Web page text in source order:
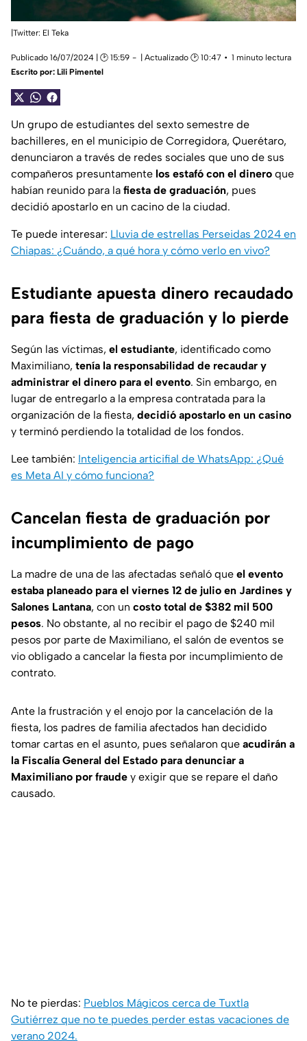
|Twitter: El Teka
Publicado 16/07/2024 | 🕑 15:59 | Actualizado 🕑 10:47
1 minuto lectura
Escrito por: Lili Pimentel
Un grupo de estudiantes del sexto semestre de
bachilleres, en el municipio de Corregidora, Querétaro,
denunciaron a través de redes sociales que uno de sus
compañeros presuntamente los estafó con el dinero que
habían reunido para la fiesta de graduación, pues
decidió apostarlo en un cacino de la ciudad.
Te puede interesar: Lluvia de estrellas Perseidas 2024 en
Chiapas: ¿Cuándo, a qué hora y cómo verlo en vivo?
Estudiante apuesta dinero recaudado
para fiesta de graduación y lo pierde
Según las víctimas, el estudiante, identificado como
Maximiliano, tenía la responsabilidad de recaudar y
administrar el dinero para el evento. Sin embargo, en
lugar de entregarlo a la empresa contratada para la
organización de la fiesta, decidió apostarlo en un casino
y terminó perdiendo la totalidad de los fondos.
Lee también: Inteligencia articifial de WhatsApp: ¿Qué
es Meta AI y cómo funciona?
Cancelan fiesta de graduación por
incumplimiento de pago
La madre de una de las afectadas señaló que el evento
estaba planeado para el viernes 12 de julio en Jardines y
Salones Lantana, con un costo total de $382 mil 500
pesos. No obstante, al no recibir el pago de $240 mil
pesos por parte de Maximiliano, el salón de eventos se
vio obligado a cancelar la fiesta por incumplimiento de
contrato.
Ante la frustración y el enojo por la cancelación de la
fiesta, los padres de familia afectados han decidido
tomar cartas en el asunto, pues señalaron que acudirán a
la Fiscalía General del Estado para denunciar a
Maximiliano por fraude y exigir que se repare el daño
causado.
No te pierdas: Pueblos Mágicos cerca de Tuxtla
Gutiérrez que no te puedes perder estas vacaciones de
verano 2024.